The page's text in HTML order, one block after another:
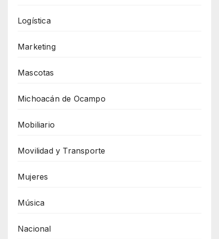
Logística
Marketing
Mascotas
Michoacán de Ocampo
Mobiliario
Movilidad y Transporte
Mujeres
Música
Nacional